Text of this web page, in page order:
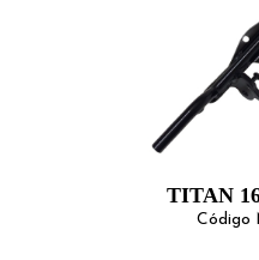
TITAN
Código